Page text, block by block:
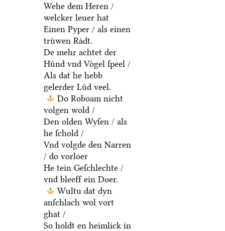
Wehe dem Heren /
welcker leuer hat
Einen Pyper / als einen
truͤwen Raͤdt.
De mehr achtet der
Huͤnd vnd Voͤgel ſpeel /
Als dat he hebb
gelerder Luͤd veel.
Do Roboam nicht
volgen wold /
Den olden Wyſen / als
he ſchold /
Vnd volgde den Narren
/ do vorloer
He tein Geſchlechte /
vnd bleeff ein Doer.
Wultu dat dyn
anſchlach wol vort
ghat /
So holdt en heimlick in